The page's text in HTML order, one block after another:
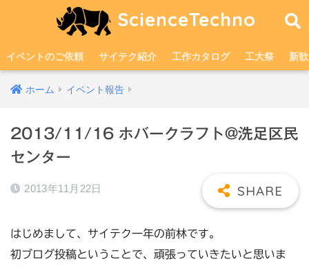
ScienceTechno
イベントのご依頼 サイテク紹介 工作カタログ 工大祭 新歓
ホーム イベント報告
2013/11/16 ホバークラフト@洗足区民
センター
2013年11月22日
はじめまして、サイテク一年の前林です。
初ブログ投稿ということで、頑張っていきたいと思いま